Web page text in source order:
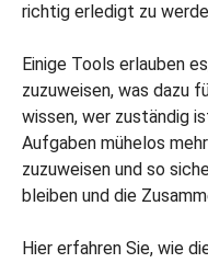
richtig erledigt zu
Einige Tools erlauben
zuzuweisen, was dazu
wissen, wer zuständig
Aufgaben mühelos
zuzuweisen und so
bleiben und die
Hier erfahren Sie, wie